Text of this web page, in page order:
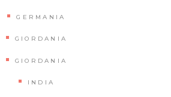
GERMANIA
GIORDANIA
GIORDANIA
INDIA